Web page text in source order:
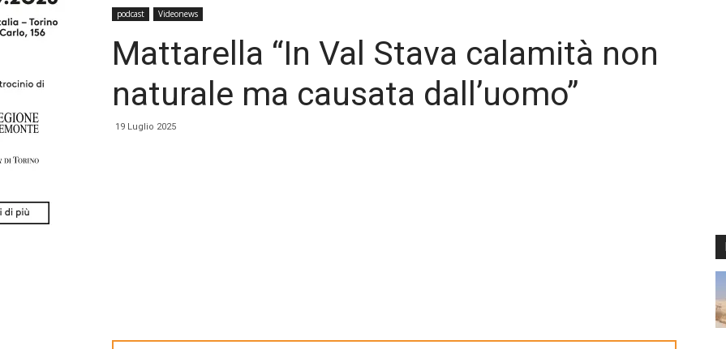
podcast Videonews
Mattarella “In Val Stava calamità non
naturale ma causata dall’uomo”
19 Luglio 2025